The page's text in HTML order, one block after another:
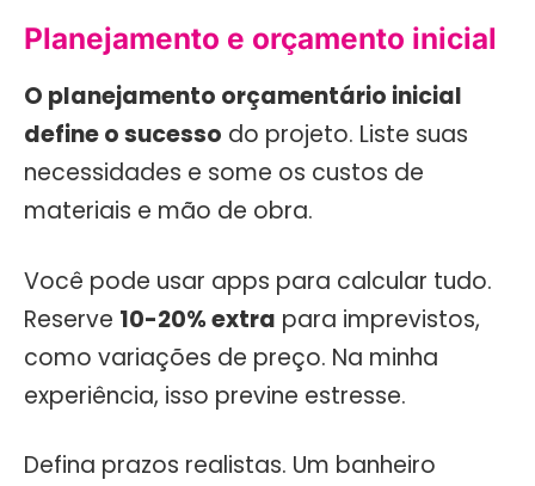
Planejamento e orçamento inicial
O planejamento orçamentário inicial
define o sucesso do projeto. Liste suas
necessidades e some os custos de
materiais e mão de obra.
Você pode usar apps para calcular tudo.
Reserve 10-20% extra para imprevistos,
como variações de preço. Na minha
experiência, isso previne estresse.
Defina prazos realistas. Um banheiro